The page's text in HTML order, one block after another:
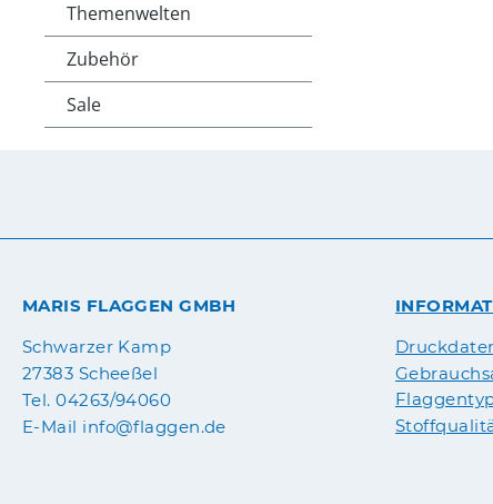
Themenwelten
Zubehör
Sale
MARIS FLAGGEN GMBH
Schwarzer Kamp
27383 Scheeßel
Tel. 04263/94060
E-Mail info@flaggen.de